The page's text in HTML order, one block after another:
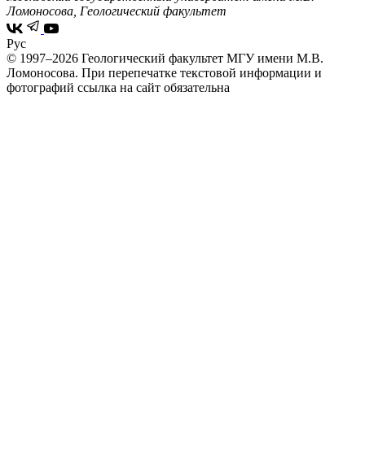
Ломоносова, Геологический факультет
Рус
© 1997–2026 Геологический факультет МГУ имени М.В.
Ломоносова. При перепечатке текстовой информации и
фотографий ссылка на сайт обязательна